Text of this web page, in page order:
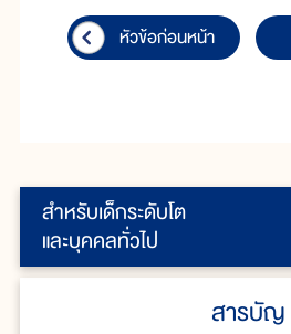
สำหรับเด็กระดับโต
และบุคคลทั่วไป
สารบัญ
หัวข้อก่อนหน้า